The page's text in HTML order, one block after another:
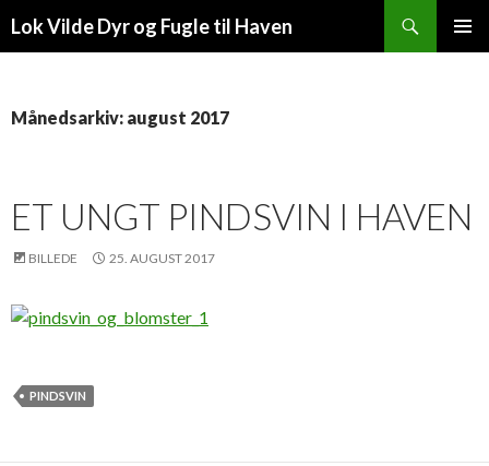
Lok Vilde Dyr og Fugle til Haven
Månedsarkiv: august 2017
ET UNGT PINDSVIN I HAVEN
BILLEDE 25. AUGUST 2017
PINDSVIN